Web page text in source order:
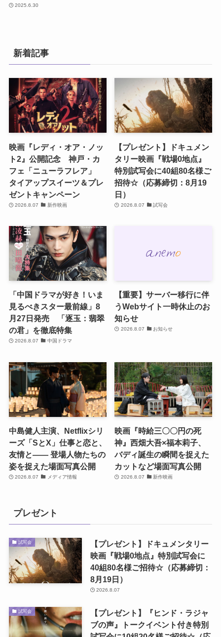
2025.6.30
新着記事
映画『レディ・オア・ノッ
ト2』公開記念 神戸・カ
フェ「ニューラフレア」
タイアップスイーツ＆プレ
ゼントキャンペーン
2026.8.07 新作映画
【プレゼント】ドキュメン
タリー映画『戦場0地点』
特別試写会に40組80名様ご
招待☆（応募締切：8月19
日）
2026.8.07 試写会
「中国ドラマが好き！いま
見るべきスター最前線」8
月27日発売 「逐玉：翡翠
の君」を徹底特集
2026.8.07 中国ドラマ
【重要】サーバー移行に伴
うWebサイト一時休止のお
知らせ
2026.8.07 お知らせ
中島健人主演、Netflixシリ
ーズ「SとX」仕事と恋と、
友情と―― 登場人物たちの
姿を捉えた場面写真公開
2026.8.07 メディア情報
映画『時給三〇〇円の死
神』西畑大吾×福本莉子、
バディ誕生の瞬間を捉えた
カットなど場面写真公開
2026.8.07 新作映画
プレゼント
試写会
【プレゼント】ドキュメンタリー
映画『戦場0地点』特別試写会に
40組80名様ご招待☆（応募締切：
8月19日）
2026.8.07
試写会
【プレゼント】『ヒンド・ラジャ
ブの声』トークイベント付き特別